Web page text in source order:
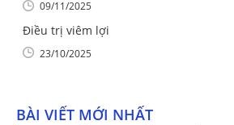
09/11/2025
Điều trị viêm lợi
23/10/2025
BÀI VIẾT MỚI NHẤT